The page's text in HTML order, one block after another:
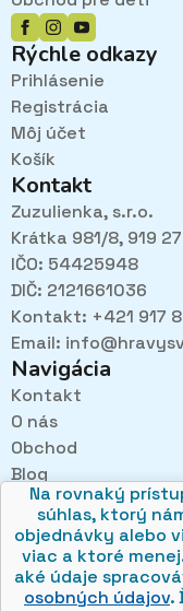
Pri návštevách
načúvame malým
v obchode páči
Na rovnaký
súhlas, ktorý
objednávky alebo
viac a ktoré
aké údaje
osobných údajov.
Rýchle odkazy
Prihlásenie
Registrácia
Môj účet
Košík
Kontakt
Zuzulienka, s.r.o.
Krátka 981/8, 919
IČO: 54425948
DIČ: 2121661036
Kontakt: +421 917
Email:
Navigácia
Kontakt
O nás
Obchod
Blog
Obchodné
Ochrana osobných